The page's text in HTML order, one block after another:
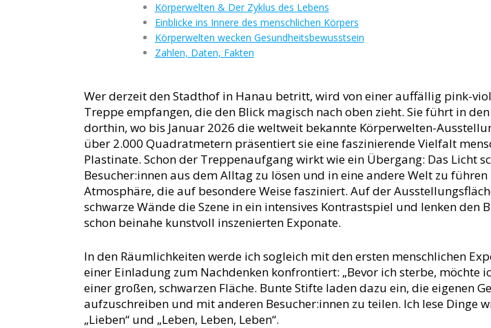
Körperwelten & Der Zyklus des Lebens
Einblicke ins Innere des menschlichen Körpers
Körperwelten wecken Gesundheitsbewusstsein
Zahlen, Daten, Fakten
Wer derzeit den Stadthof in Hanau betritt, wird von einer auffällig pink-
Treppe empfangen, die den Blick magisch nach oben zieht. Sie führt in den
dorthin, wo bis Januar 2026 die weltweit bekannte Körperwelten-
über 2.000 Quadratmetern präsentiert sie eine faszinierende Vielfalt
Plastinate. Schon der Treppenaufgang wirkt wie ein Übergang: Das Licht
Besucher:innen aus dem Alltag zu lösen und in eine andere Welt zu führen
Atmosphäre, die auf besondere Weise fasziniert. Auf der
schwarze Wände die Szene in ein intensives Kontrastspiel und lenken den
schon beinahe kunstvoll inszenierten Exponate.
In den Räumlichkeiten werde ich sogleich mit den ersten menschlichen
einer Einladung zum Nachdenken konfrontiert: „Bevor ich sterbe, möchte
einer großen, schwarzen Fläche. Bunte Stifte laden dazu ein, die eigenen
aufzuschreiben und mit anderen Besucher:innen zu teilen. Ich lese Dinge
„Lieben“ und „Leben, Leben, Leben“.